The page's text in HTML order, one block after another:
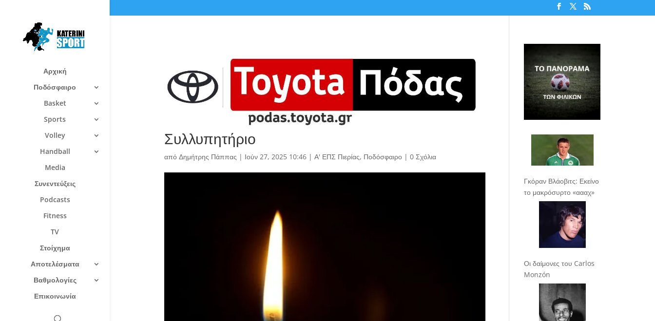
Αρχική
Ποδόσφαιρο
Basket
Sports
Volley
Handball
Media
Συνεντεύξεις
Podcasts
Fitness
TV
Στοίχημα
Αποτελέσματα
Βαθμολογίες
Επικοινωνία
Συλλυπητήριο
από Δημήτρης Πάππας | Ιούν 27, 2025 10:46| Α' ΕΠΣ Πιερίας, Ποδόσφαιρο| 0 Σχόλια
Γκόραν Βλάοβιτς: Εκείνο
το μακρόσυρτο «αααχ»
Οι δαίμονες του Carlos
Monzón